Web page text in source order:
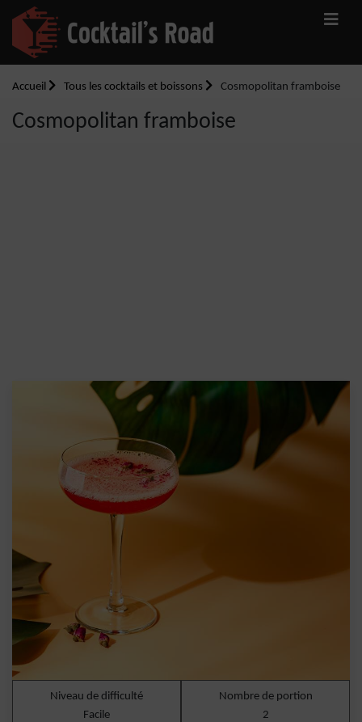
Accueil Tous les cocktails et boissons Cosmopolitan framboise
Cosmopolitan framboise
Niveau de difficulté
Facile
Nombre de portion
2